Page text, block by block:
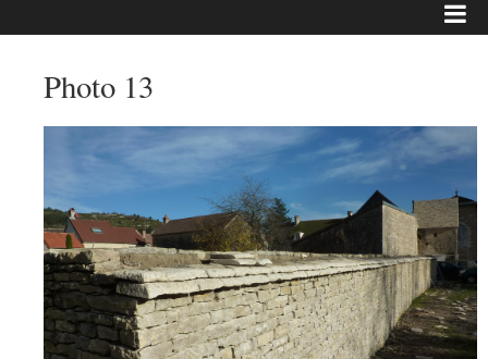
Réalisations
Contact & coordonnées
Photo 13